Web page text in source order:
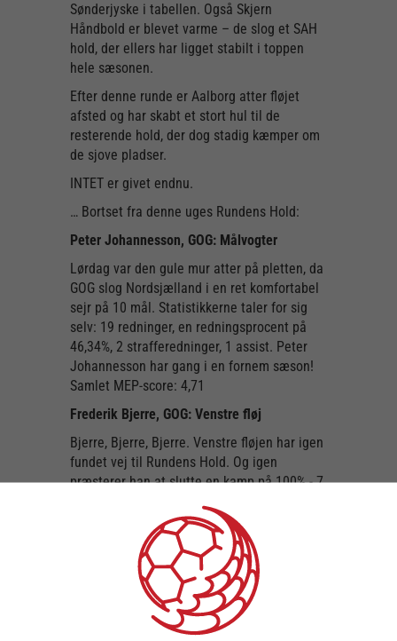
Sønderjyske i tabellen. Også Skjern
Håndbold er blevet varme – de slog et SAH
hold, der ellers har ligget stabilt i toppen
hele sæsonen.
Efter denne runde er Aalborg atter fløjet
afsted og har skabt et stort hul til de
resterende hold, der dog stadig kæmper om
de sjove pladser.
INTET er givet endnu.
… Bortset fra denne uges Rundens Hold:
Peter Johannesson, GOG: Målvogter
Lørdag var den gule mur atter på pletten, da
GOG slog Nordsjælland i en ret komfortabel
sejr på 10 mål. Statistikkerne taler for sig
selv: 19 redninger, en redningsprocent på
46,34%, 2 strafferedninger, 1 assist. Peter
Johannesson har gang i en fornem sæson!
Samlet MEP-score: 4,71
Frederik Bjerre, GOG: Venstre fløj
Bjerre, Bjerre, Bjerre. Venstre fløjen har igen
fundet vej til Rundens Hold. Og igen
præsterer han at slutte en kamp på 100% - 7
på 7 og en sejr over Nordsjælland. Vi ved
ikke, hvad de spiser dernede på Sydfyn, men
det må være godt for sigtekornet… Samlet
MEP-score: 5,2
Frederik Tilsted, SHH: Venstre back
’’Av min arm’’ får en helt ny betydning, når vi
taler om Frederik Tilsted, for hans arm må